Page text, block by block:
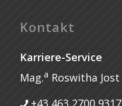
Kontakt
Karriere-Service
Mag.a Roswitha Jost